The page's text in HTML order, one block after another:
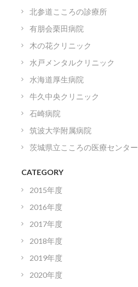
北参道こころの診療所
有朋会栗田病院
木の花クリニック
水戸メンタルクリニック
水海道厚生病院
牛久中央クリニック
石崎病院
筑波大学附属病院
茨城県立こころの医療センター
CATEGORY
2015年度
2016年度
2017年度
2018年度
2019年度
2020年度